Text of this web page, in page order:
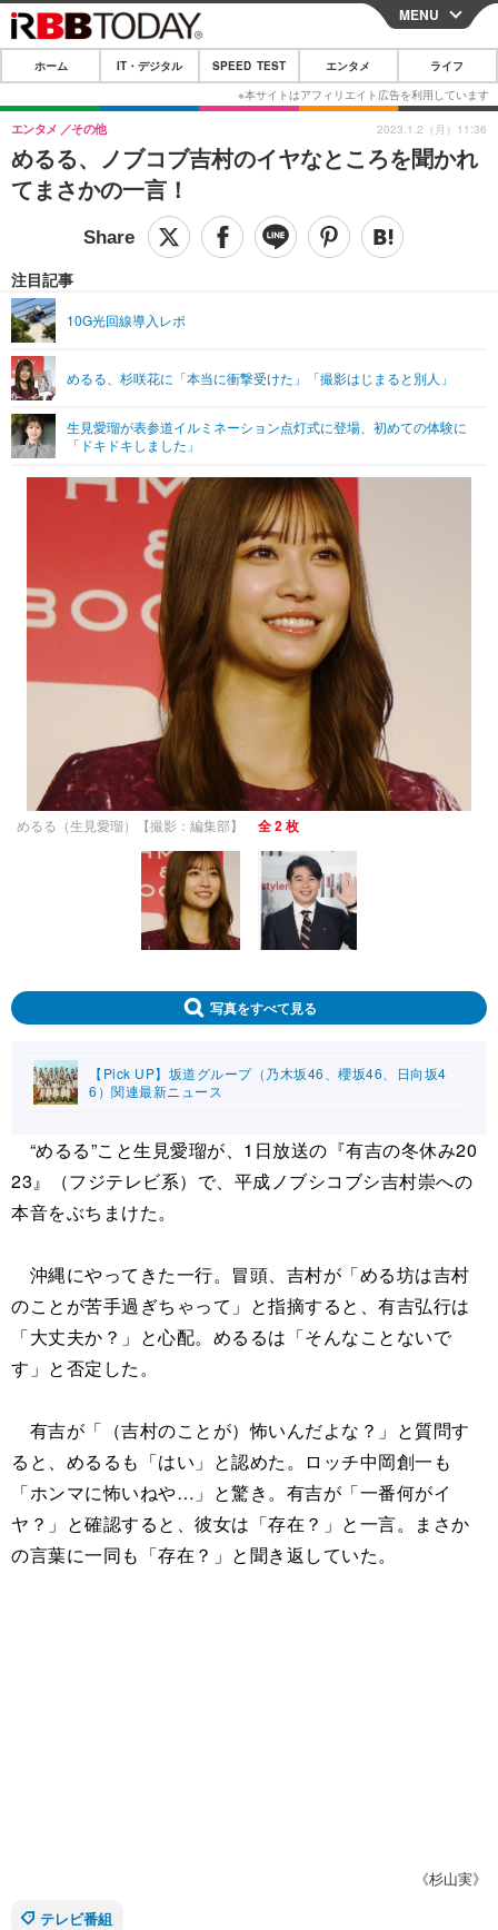
CLOSE
ホーム
IT・デジタル
IT・デジタルTOP スマートフォン
ショッピング その他
SPEED TEST
エンタメTOP 映画・ドラマ
グラビア ブログ
ショッピング その他
ライフTOP
リリース一覧
プッシュ通知の停止方法
MENU
ホーム IT・デジタル SPEED TEST エンタメ ライフ
めるる、ノブコブ吉村のイヤなところを聞かれ
てまさかの一言！
エンタメ その他
注目記事
10G光回線導入レポ
めるる、杉咲花に「本当に衝撃受けた」「撮影はじまると別人」
生見愛瑠が表参道イルミネーション点灯式に登場、初めての体験に
「ドキドキしました」
2023.1.2（月）11:36
めるる（生見愛瑠）【撮影：編集部】 全 2 枚
写真をすべて見る
【Pick UP】坂道グループ（乃木坂46、櫻坂46、日向坂4
6）関連最新ニュース
“めるる”こと生見愛瑠が、1日放送の『有吉の冬休み20
23』（フジテレビ系）で、平成ノブシコブシ吉村崇への
本音をぶちまけた。
沖縄にやってきた一行。冒頭、吉村が「める坊は吉村
のことが苦手過ぎちゃって」と指摘すると、有吉弘行は
「大丈夫か？」と心配。めるるは「そんなことないで
す」と否定した。
有吉が「（吉村のことが）怖いんだよな？」と質問す
ると、めるるも「はい」と認めた。ロッチ中岡創一も
「ホンマに怖いねや…」と驚き。有吉が「一番何がイ
ヤ？」と確認すると、彼女は「存在？」と一言。まさか
の言葉に一同も「存在？」と聞き返していた。
《杉山実》
テレビ番組